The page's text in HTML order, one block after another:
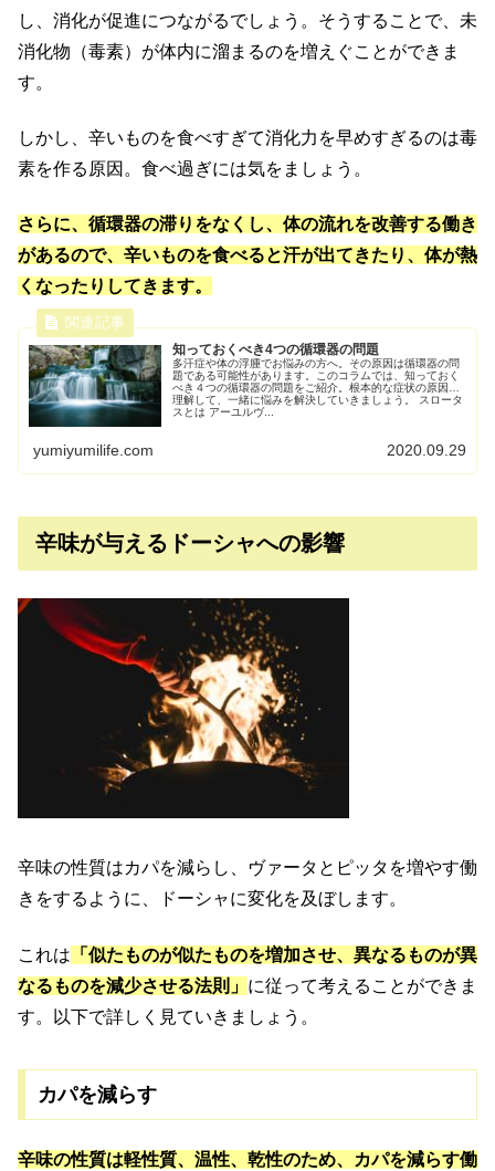
し、消化が促進につながるでしょう。そうすることで、未
消化物（毒素）が体内に溜まるのを増えぐことができま
す。
しかし、辛いものを食べすぎて消化力を早めすぎるのは毒
素を作る原因。食べ過ぎには気をましょう。
さらに、循環器の滞りをなくし、体の流れを改善する働き
があるので、辛いものを食べると汗が出てきたり、体が熱
くなったりしてきます。
知っておくべき4つの循環器の問題
多汗症や体の浮腫でお悩みの方へ。その原因は循環器の問
題である可能性があります。このコラムでは、知っておく
べき４つの循環器の問題をご紹介。根本的な症状の原因を
理解して、一緒に悩みを解決していきましょう。 スロータ
スとは アーユルヴ...
yumiyumilife.com 2020.09.29
辛味が与えるドーシャへの影響
辛味の性質はカパを減らし、ヴァータとピッタを増やす働
きをするように、ドーシャに変化を及ぼします。
これは 「似たものが似たものを増加させ、異なるものが異
なるものを減少させる法則」 に従って考えることができま
す。以下で詳しく見ていきましょう。
カパを減らす
辛味の性質は軽性質、温性、乾性のため、カパを減らす働